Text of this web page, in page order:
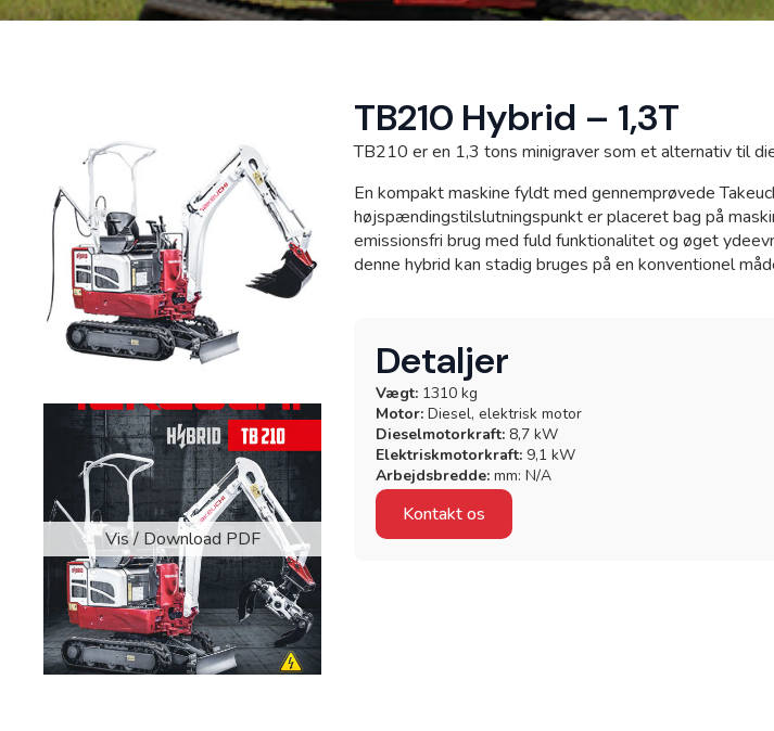
Webshop
Vis / Download PDF
TB210 Hybrid – 1,3T
TB210 er en 1,3 tons minigraver som et alternativ til
En kompakt maskine fyldt med gennemprøvede
højspændingstilslutningspunkt er placeret bag på
emissionsfri brug med fuld funktionalitet og øget
denne hybrid kan stadig bruges på en konventionel
Detaljer
Vægt: 1310 kg
Motor: Diesel, elektrisk motor
Dieselmotorkraft: 8,7 kW
Elektriskmotorkraft: 9,1 kW
Arbejdsbredde: mm: N/A
Kontakt os